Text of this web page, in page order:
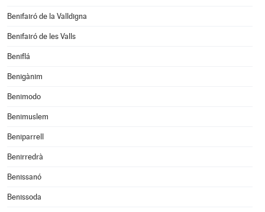
Benifairó de la Valldigna
Benifairó de les Valls
Beniflá
Benigànim
Benimodo
Benimuslem
Beniparrell
Benirredrà
Benissanó
Benissoda